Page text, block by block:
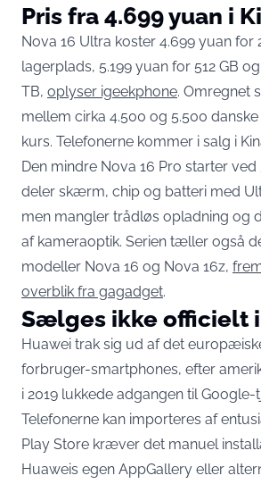
Pris fra 4.699 yuan i
Nova 16 Ultra koster 4.699 yuan for
lagerplads, 5.199 yuan for 512 GB
TB, oplyser igeekphone. Omregnet
mellem cirka 4.500 og 5.500
kurs. Telefonerne kommer i salg i
Den mindre Nova 16 Pro starter ved
deler skærm, chip og batteri med
men mangler trådløs opladning og
af kameraoptik. Serien tæller også
modeller Nova 16 og Nova 16z,
overblik fra gagadget.
Sælges ikke officielt
Huawei trak sig ud af det
forbruger-smartphones, efter
i 2019 lukkede adgangen til Google-
Telefonerne kan importeres af
Play Store kræver det manuel
Huaweis egen AppGallery eller